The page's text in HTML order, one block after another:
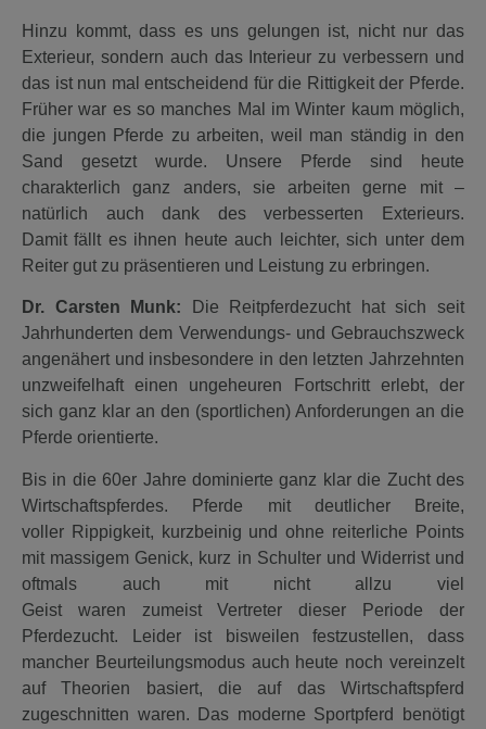
Hinzu kommt, dass es uns gelungen ist, nicht nur das
Exterieur, sondern auch das Interieur zu verbessern und
das ist nun mal entscheidend für die Rittigkeit der Pferde.
Früher war es so manches Mal im Winter kaum möglich,
die jungen Pferde zu arbeiten, weil man ständig in den
Sand gesetzt wurde. Unsere Pferde sind heute
charakterlich ganz anders, sie arbeiten gerne mit –
natürlich auch dank des verbesserten Exterieurs.
Damit fällt es ihnen heute auch leichter, sich unter dem
Reiter gut zu präsentieren und Leistung zu erbringen.
Dr. Carsten Munk:
Die Reitpferdezucht hat sich seit
Jahrhunderten dem Verwendungs- und Gebrauchszweck
angenähert und insbesondere in den letzten Jahrzehnten
unzweifelhaft einen ungeheuren Fortschritt erlebt, der
sich ganz klar an den (sportlichen) Anforderungen an die
Pferde orientierte.
Bis in die 60er Jahre dominierte ganz klar die Zucht des
Wirtschaftspferdes. Pferde mit deutlicher Breite,
voller Rippigkeit, kurzbeinig und ohne reiterliche Points
mit massigem Genick, kurz in Schulter und Widerrist und
oftmals auch mit nicht allzu viel
Geist waren zumeist Vertreter dieser Periode der
Pferdezucht. Leider ist bisweilen festzustellen, dass
mancher Beurteilungsmodus auch heute noch vereinzelt
auf Theorien basiert, die auf das Wirtschaftspferd
zugeschnitten waren. Das moderne Sportpferd benötigt